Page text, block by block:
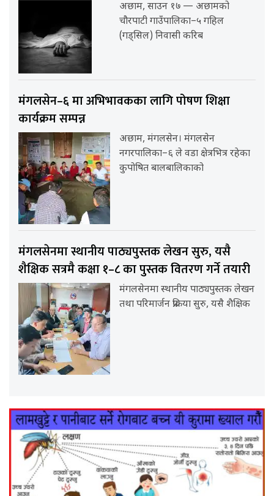
अछाम, साउन १७ — अछामको
चौरपाटी गाउँपालिका–५ गहिल
(गड्सिल) निवासी करिब
मंगलसेन–६ मा अभिभावकका लागि पोषण शिक्षा
कार्यक्रम सम्पन्न
अछाम, मंगलसेन। मंगलसेन
नगरपालिका–६ ले वडा क्षेत्रभित्र रहेका
कुपोषित बालबालिकाको
मंगलसेनमा स्थानीय पाठ्यपुस्तक लेखन सुरु, यसै
शैक्षिक सत्रमै कक्षा १–८ का पुस्तक वितरण गर्ने तयारी
मंगलसेनमा स्थानीय पाठ्यपुस्तक लेखन
तथा परिमार्जन प्रक्रिया सुरु, यसै शैक्षिक